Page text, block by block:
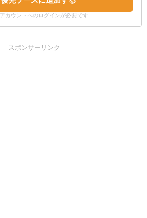
カウントへのログインが必要です
スポンサーリンク